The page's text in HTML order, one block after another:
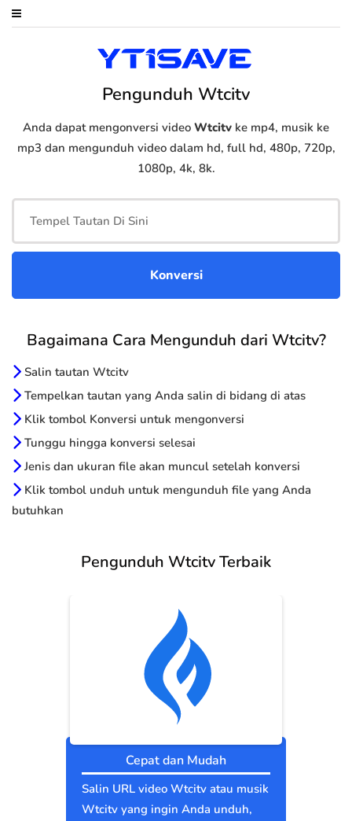
Pengunduh Wtcitv
Anda dapat mengonversi video Wtcitv ke mp4, musik ke
mp3 dan mengunduh video dalam hd, full hd, 480p, 720p,
1080p, 4k, 8k.
Bagaimana Cara Mengunduh dari Wtcitv?
Salin tautan Wtcitv
Tempelkan tautan yang Anda salin di bidang di atas
Klik tombol Konversi untuk mengonversi
Tunggu hingga konversi selesai
Jenis dan ukuran file akan muncul setelah konversi
Klik tombol unduh untuk mengunduh file yang Anda
butuhkan
Pengunduh Wtcitv Terbaik
Cepat dan Mudah
Salin URL video Wtcitv atau musik
Wtcitv yang ingin Anda unduh,